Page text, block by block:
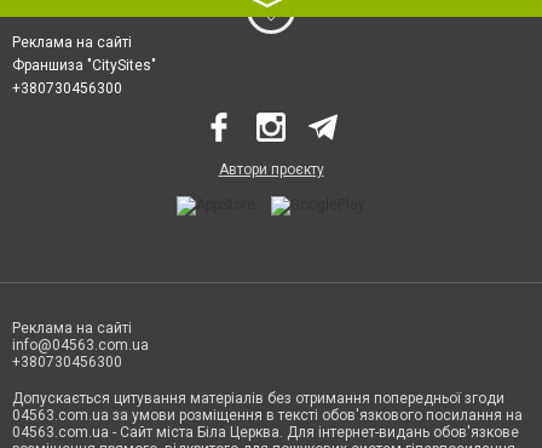
Реклама на сайті
Франшиза "CitySites"
+380730456300
Автори проєкту
Реклама на сайті
info@04563.com.ua
+380730456300
Допускається цитування матеріалів без отримання попередньої згоди
04563.com.ua за умови розміщення в тексті обов'язкового посилання на
04563.com.ua - Сайт міста Біла Церква. Для інтернет-видань обов'язкове